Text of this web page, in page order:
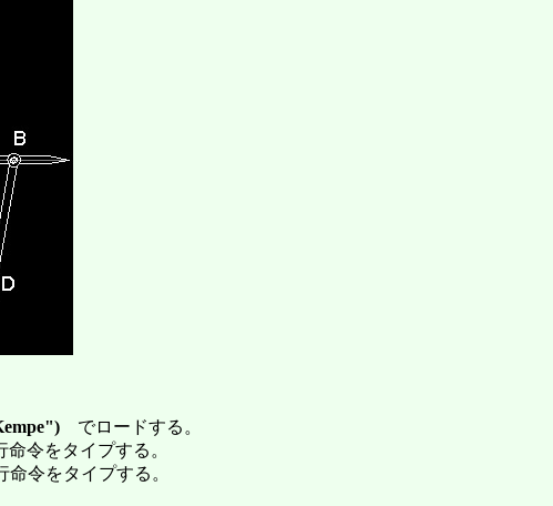
でロードする。
令をタイプする。
令をタイプする。